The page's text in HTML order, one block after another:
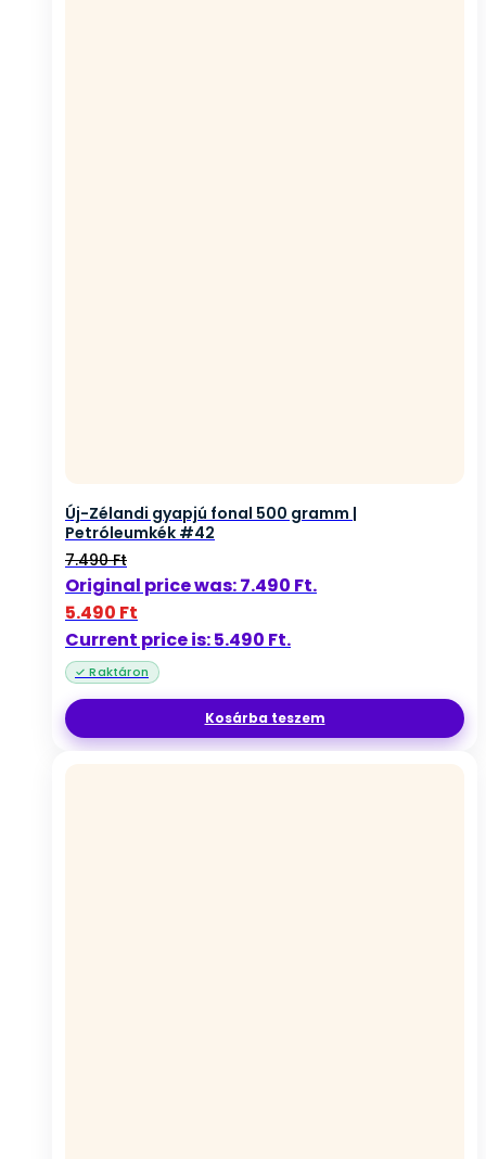
Új-Zélandi gyapjú fonal 500 gramm |
Petróleumkék #42
7.490Ft
Original price was: 7.490 Ft.
5.490 Ft
Current price is: 5.490 Ft.
Kosárba teszem